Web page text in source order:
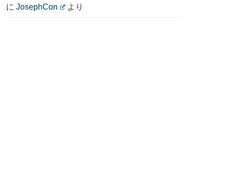
に JosephCon より